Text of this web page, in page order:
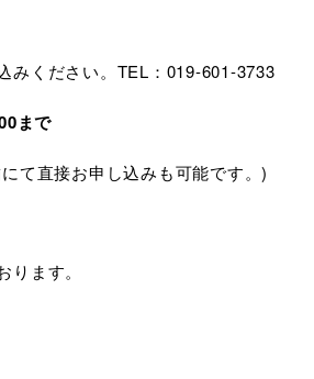
みください。TEL：019-601-3733
まで
て直接お申し込みも可能です。)
ます。